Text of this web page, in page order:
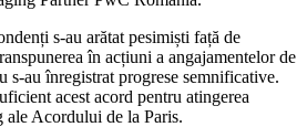
s-au arătat pesimiști față de
în acțiuni a angajamentelor de
s-au înregistrat progrese semnificative.
acest acord pentru atingerea
ale Acordului de la Paris.